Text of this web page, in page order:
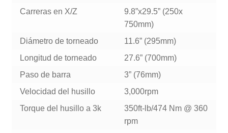
Carreras en X/Z
9.8”x29.5” (250x
750mm)
Diámetro de torneado
11.6” (295mm)
Longitud de torneado
27.6” (700mm)
Paso de barra
3” (76mm)
Velocidad del husillo
3,000rpm
Torque del husillo a 3k
350ft-lb/474 Nm @ 360
rpm